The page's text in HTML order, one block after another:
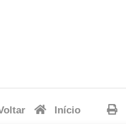
Início